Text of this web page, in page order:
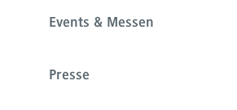
Events & Messen
Presse